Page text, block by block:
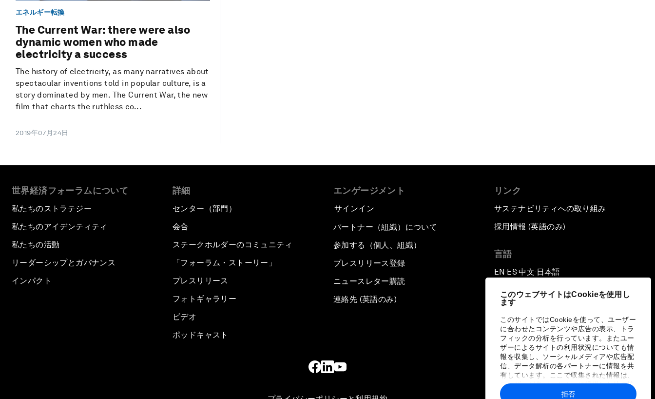
このウェブサイトはCookieを使用し
ます
このサイトではCookieを使って、ユーザー
に合わせたコンテンツや広告の表示、トラ
フィックの分析を行っています。またユー
ザーによるサイトの利用状況についても情
報を収集し、ソーシャルメディアや広告配
信、データ解析の各パートナーに情報を共
有しています。ここで収集された情報は、
ユーザーが各パートナーに提供した他の情
報や各パートナーのサービスを使用した際
拒否
エネルギー転換
The Current War: there were also
dynamic women who made
electricity a success
The history of electricity, as many narratives about
spectacular inventions told in popular culture, is a
story dominated by men. The Current War, the new
film that charts the ruthless co...
2019年07月24日
世界経済フォーラムについて
私たちのストラテジー
私たちのアイデンティティ
私たちの活動
リーダーシップとガバナンス
インパクト
詳細
センター（部門）
会合
ステークホルダーのコミュニティ
「フォーラム・ストーリー」
プレスリリース
フォトギャラリー
ビデオ
ポッドキャスト
エンゲージメント
サインイン
パートナー（組織）について
参加する（個人、組織）
プレスリリース登録
ニュースレター購読
連絡先 (英語のみ)
リンク
サステナビリティへの取り組み
採用情報 (英語のみ)
言語
EN ▪ ES▪中文▪ 日本語